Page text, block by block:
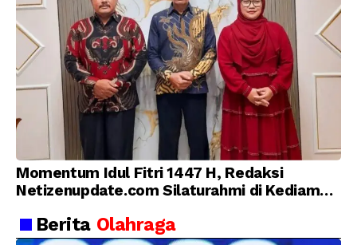
Momentum Idul Fitri 1447 H, Redaksi
Netizenupdate.com Silaturahmi di Kediaman
Berita Olahraga